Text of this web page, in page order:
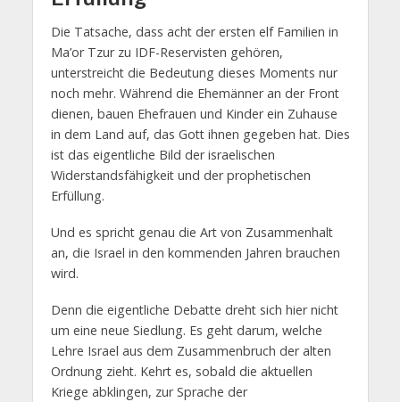
Die Tatsache, dass acht der ersten elf Familien in
Ma’or Tzur zu IDF-Reservisten gehören,
unterstreicht die Bedeutung dieses Moments nur
noch mehr. Während die Ehemänner an der Front
dienen, bauen Ehefrauen und Kinder ein Zuhause
in dem Land auf, das Gott ihnen gegeben hat. Dies
ist das eigentliche Bild der israelischen
Widerstandsfähigkeit und der prophetischen
Erfüllung.
Und es spricht genau die Art von Zusammenhalt
an, die Israel in den kommenden Jahren brauchen
wird.
Denn die eigentliche Debatte dreht sich hier nicht
um eine neue Siedlung. Es geht darum, welche
Lehre Israel aus dem Zusammenbruch der alten
Ordnung zieht. Kehrt es, sobald die aktuellen
Kriege abklingen, zur Sprache der